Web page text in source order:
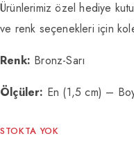
Ürünlerimiz özel hediye
ve renk seçenekleri için
Renk: Bronz-Sarı
Ölçüler: En (1,5 cm) –
STOKTA YOK